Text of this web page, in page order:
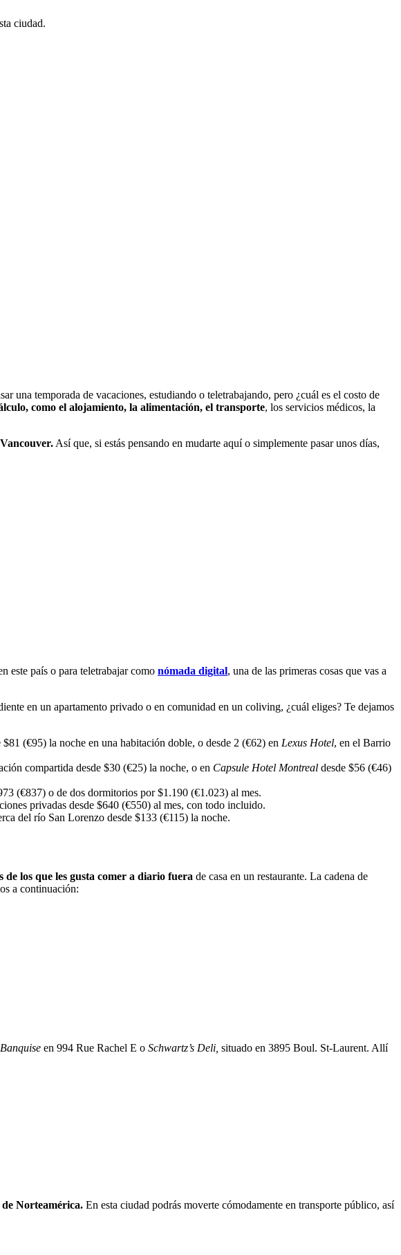
ciudad.
una temporada de vacaciones, estudiando o teletrabajando, pero ¿cuál es el costo de
como el alojamiento, la alimentación, el transporte, los servicios médicos, la
Así que, si estás pensando en mudarte aquí o simplemente pasar unos días,
este país o para teletrabajar como nómada digital, una de las primeras cosas que vas a
en un apartamento privado o en comunidad en un coliving, ¿cuál eliges? Te dejamos
(€95) la noche en una habitación doble, o desde 2 (€62) en Lexus Hotel, en el Barrio
compartida desde $30 (€25) la noche, o en Capsule Hotel Montreal desde $56 (€46)
(€837) o de dos dormitorios por $1.190 (€1.023) al mes.
privadas desde $640 (€550) al mes, con todo incluido.
del río San Lorenzo desde $133 (€115) la noche.
los que les gusta comer a diario fuera de casa en un restaurante. La cadena de
a continuación:
en 994 Rue Rachel E o Schwartz’s Deli, situado en 3895 Boul. St-Laurent. Allí
de Norteamérica. En esta ciudad podrás moverte cómodamente en transporte público, así